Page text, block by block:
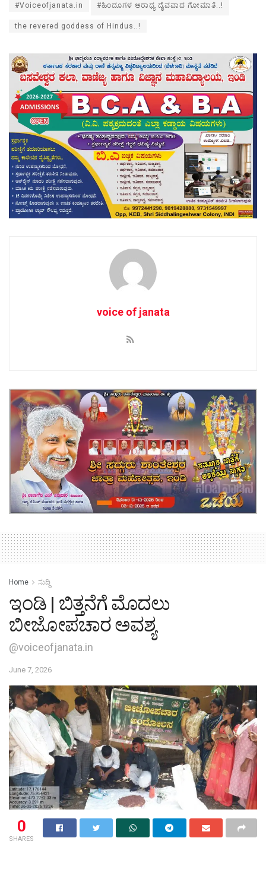
#Voiceofjanata.in #ಹಿಂದೂಗಳ ಆರಾಧ್ಯ ದೈವವಾದ ಗೋಮಾತೆ..!
the revered goddess of Hindus..!
voice of janata
Home ಸುದ್ದಿ
ಇಂಡಿ | ಬಿತ್ತನೆಗೆ ಮೊದಲು
ಬೀಜೋಪಚಾರ ಅವಶ್ಯ
@voiceofjanata.in
June 7, 2026
0
SHARES